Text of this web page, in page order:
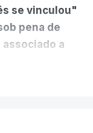
se vinculou"
pena de
a